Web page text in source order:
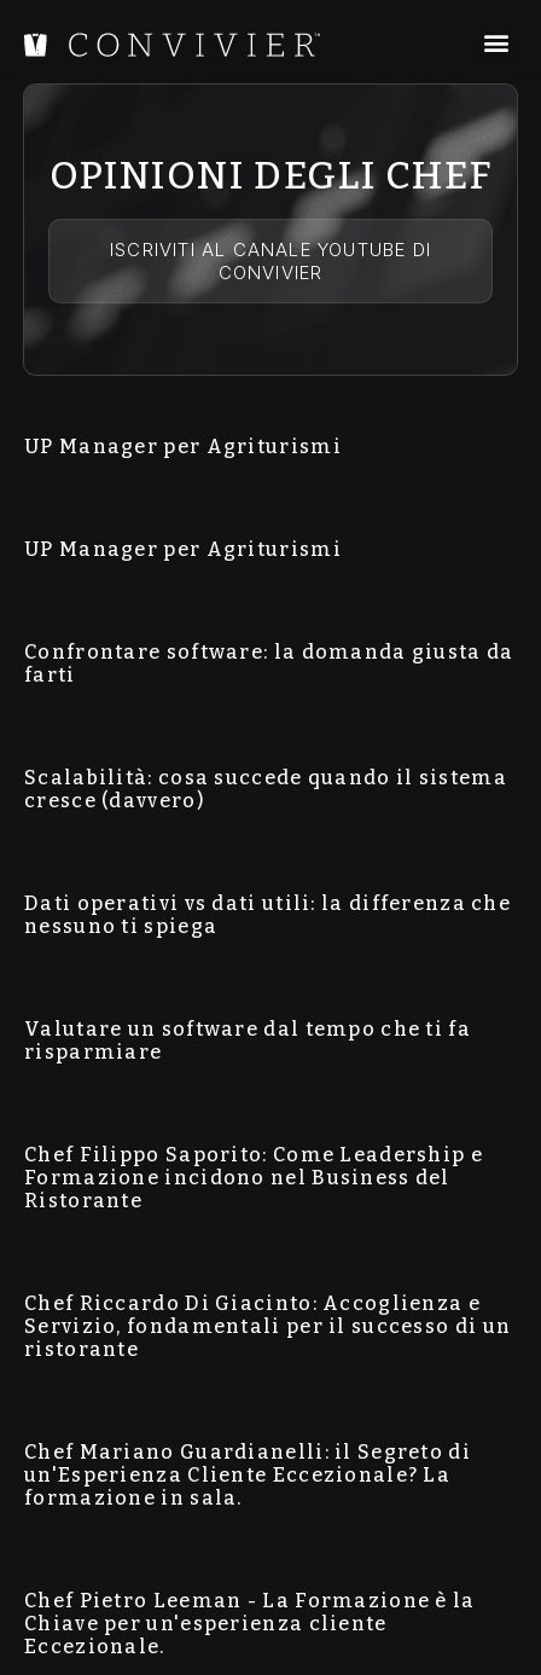
OPINIONI DEGLI CHEF
ISCRIVITI AL CANALE YOUTUBE DI
CONVIVIER
UP Manager per Agriturismi
UP Manager per Agriturismi
Confrontare software: la domanda giusta da
farti
Scalabilità: cosa succede quando il sistema
cresce (davvero)
Dati operativi vs dati utili: la differenza che
nessuno ti spiega
Valutare un software dal tempo che ti fa
risparmiare
Chef Filippo Saporito: Come Leadership e
Formazione incidono nel Business del
Ristorante
Chef Riccardo Di Giacinto: Accoglienza e
Servizio, fondamentali per il successo di un
ristorante
Chef Mariano Guardianelli: il Segreto di
un'Esperienza Cliente Eccezionale? La
formazione in sala.
Chef Pietro Leeman - La Formazione è la
Chiave per un'esperienza cliente
Eccezionale.